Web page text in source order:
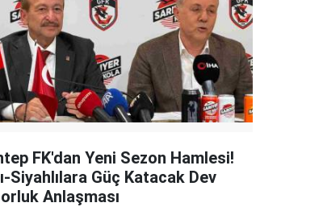
FK'dan Yeni Sezon Hamlesi!
Siyahlılara Güç Katacak Dev
Anlaşması